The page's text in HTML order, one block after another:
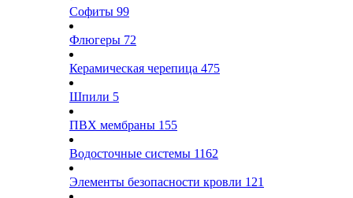
Софиты 99
Флюгеры 72
Керамическая черепица 475
Шпили 5
ПВХ мембраны 155
Водосточные системы 1162
Элементы безопасности кровли 121